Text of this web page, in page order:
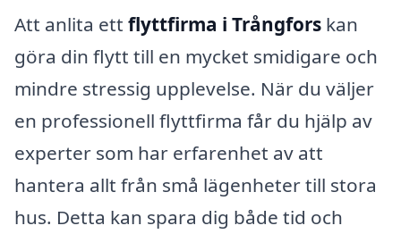
Att anlita ett flyttfirma i Trångfors kan
göra din flytt till en mycket smidigare och
mindre stressig upplevelse. När du väljer
en professionell flyttfirma får du hjälp av
experter som har erfarenhet av att
hantera allt från små lägenheter till stora
hus. Detta kan spara dig både tid och